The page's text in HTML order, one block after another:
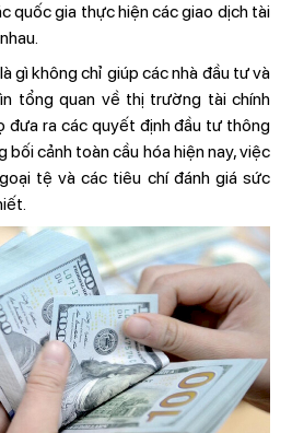
quốc gia thực hiện các giao dịch tài
gì không chỉ giúp các nhà đầu tư và
tổng quan về thị trường tài chính
đưa ra các quyết định đầu tư thông
cảnh toàn cầu hóa hiện nay, việc
tệ và các tiêu chí đánh giá sức